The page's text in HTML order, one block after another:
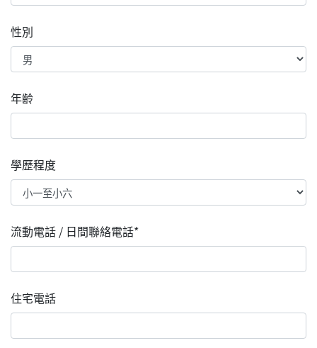
性別
年齡
學歷程度
流動電話 / 日間聯絡電話*
住宅電話